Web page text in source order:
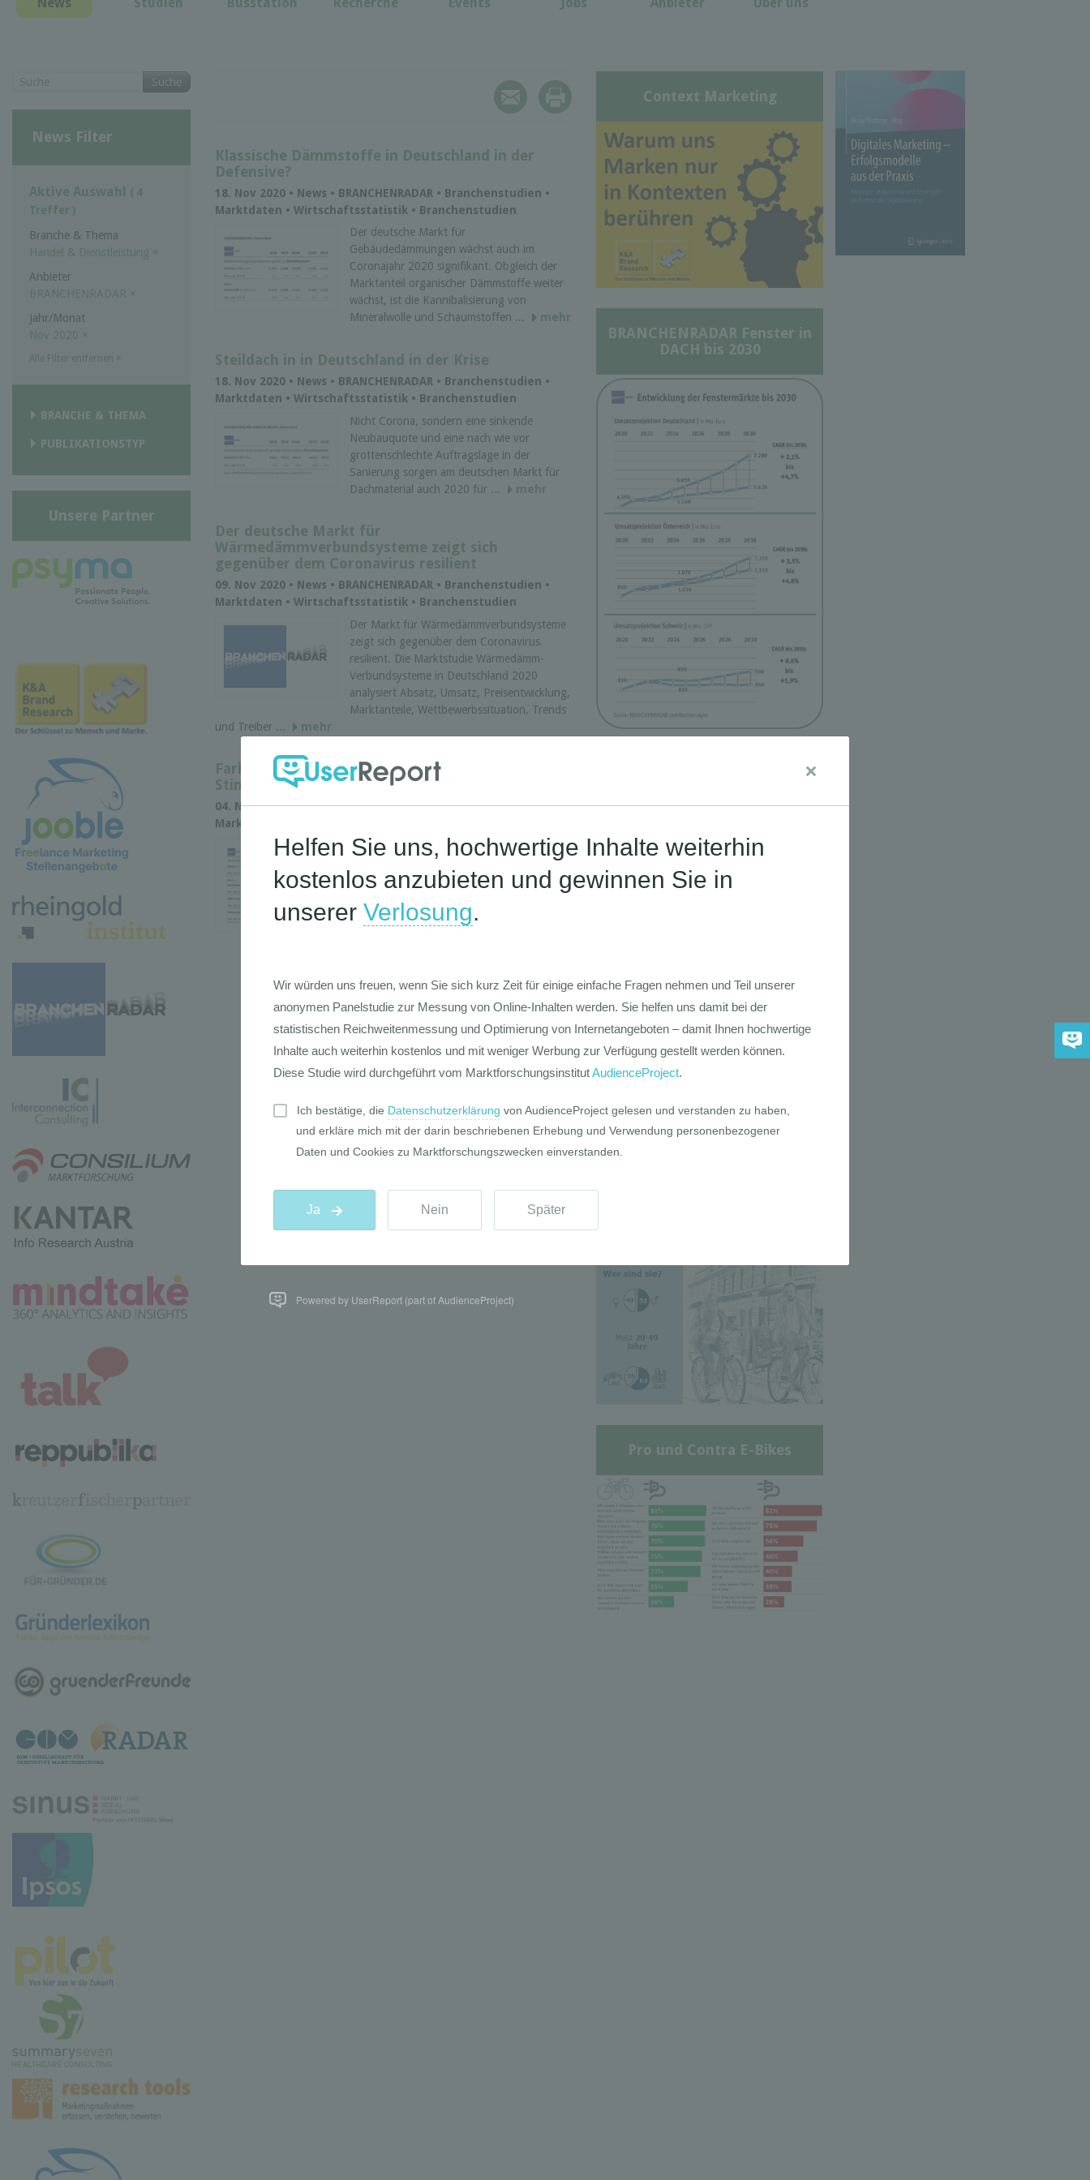
Klassische Dämmstoffe in Deutschland in der
Defensive?
18. Nov 2020 • News • BRANCHENRADAR • Branchenstudien •
Marktdaten • Wirtschaftsstatistik • Branchenstudien
Der deutsche Markt für
Gebäudedämmungen wächst auch im
Coronajahr 2020 signifikant. Obgleich der
Marktanteil organischer Dämmstoffe weiter
wächst, ist die Kannibalisierung von
Mineralwolle und Schaumstoffen ...
mehr
Steildach in in Deutschland in der Krise
18. Nov 2020 • News • BRANCHENRADAR • Branchenstudien •
Marktdaten • Wirtschaftsstatistik • Branchenstudien
Nicht Corona, sondern eine sinkende
Neubauquote und eine nach wie vor
grottenschlechte Auftragslage in der
Sanierung sorgen am deutschen Markt für
Dachmaterial auch 2020 für ...
mehr
Der deutsche Markt für
Wärmedämmverbundsysteme zeigt sich
gegenüber dem Coronavirus resilient
09. Nov 2020 • News • BRANCHENRADAR • Branchenstudien •
Marktdaten • Wirtschaftsstatistik • Branchenstudien
Der Markt für Wärmedämmverbundsysteme
zeigt sich gegenüber dem Coronavirus
resilient. Die Marktstudie Wärmedämm-
Verbundsysteme in Deutschland 2020
analysiert Absatz, Umsatz, Preisentwicklung,
Marktanteile, Wettbewerbssituation, Trends
und Treiber ...
mehr
Farben und Lacke in Deutschland 2020 -
Stimulation der Nachfrage dank Covid19?
04. Nov 2020 • News • BRANCHENRADAR • Branchenstudien •
Marktdaten • Wirtschaftsstatistik • Branchenstudien
Die Ausweitung der Nachfrage nach
Wandfarben sorgte in Deutschland im Jahr
2019 für ein moderates Umsatzplus am
Folge ...
mehr
Suche
News Filter
Aktive Auswahl ( 4
Treffer )
Branche & Thema
Handel & Dienstleistung ×
Anbieter
BRANCHENRADAR ×
Jahr/Monat
Nov 2020 ×
BRANCHE & THEMA
PUBLIKATIONSTYP
Unsere Partner
Context Marketing
BRANCHENRADAR Fenster in
DACH bis 2030
Die Werte-Landkarte der
Deutschen 2030
Pro und Contra E-Bikes
Powered by UserReport (part of AudienceProject)